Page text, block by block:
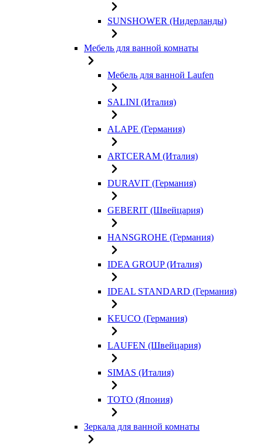
SUNSHOWER (Нидерланды)
Мебель для ванной комнаты
Мебель для ванной Laufen
SALINI (Италия)
ALAPE (Германия)
ARTCERAM (Италия)
DURAVIT (Германия)
GEBERIT (Швейцария)
HANSGROHE (Германия)
IDEA GROUP (Италия)
IDEAL STANDARD (Германия)
KEUCO (Германия)
LAUFEN (Швейцария)
SIMAS (Италия)
TOTO (Япония)
Зеркала для ванной комнаты